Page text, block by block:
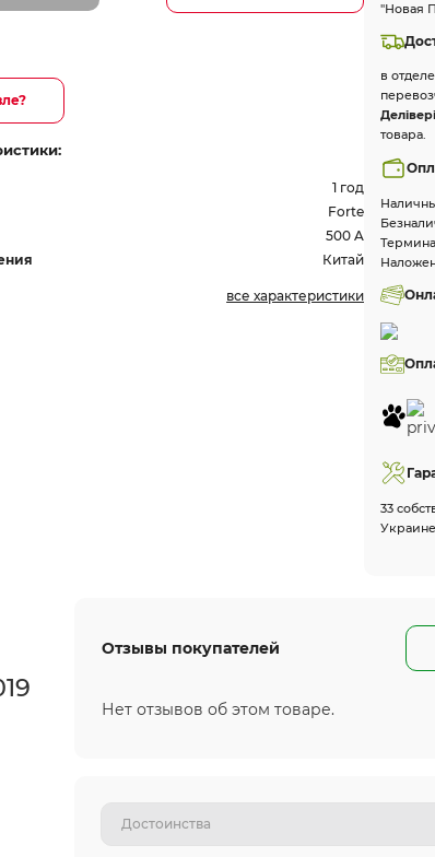
1 год
Forte
500 A
Китай
все характеристики
"Новая
в
Делівері
товара.
33
Отзывы покупателей
Нет отзывов об этом товаре.